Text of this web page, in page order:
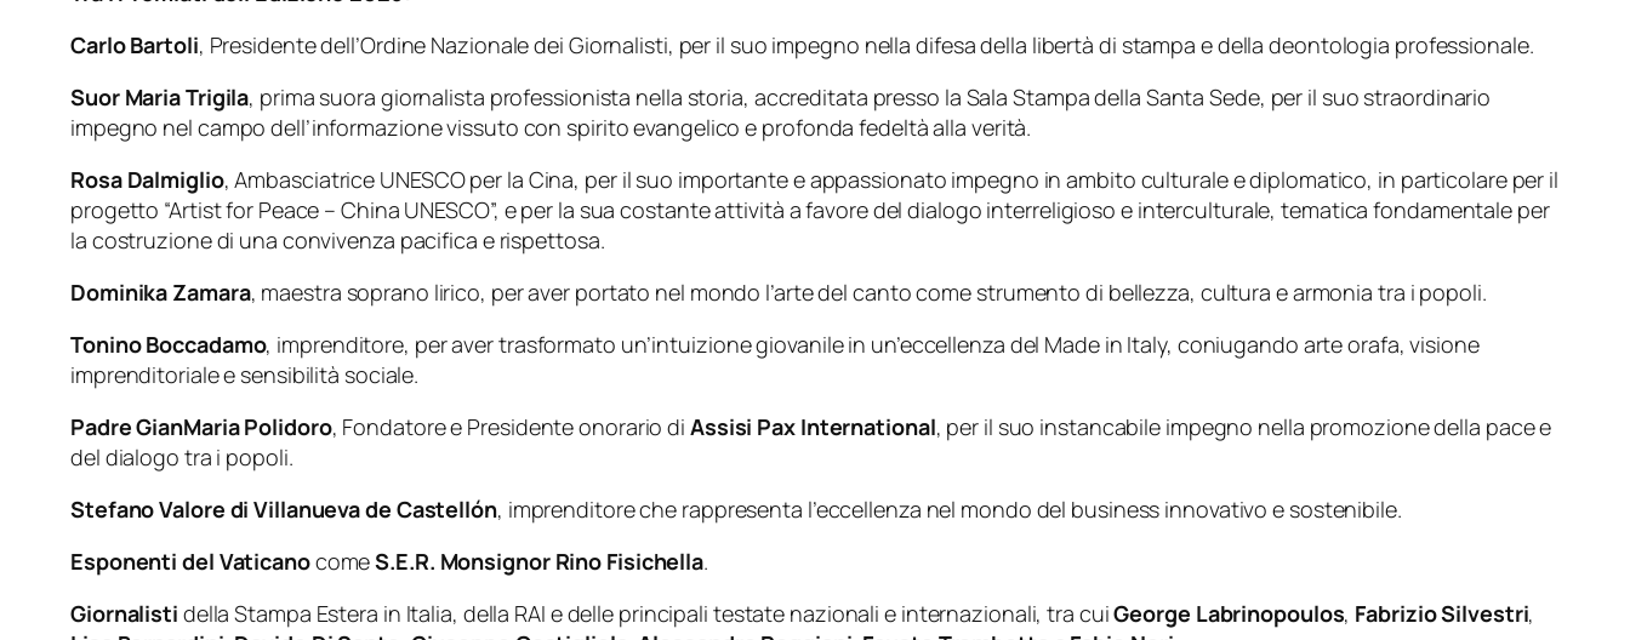
Carlo Bartoli, Presidente dell’Ordine Nazionale dei Giornalisti, per il suo impegno nella difesa della libertà di stampa e della deontologia professionale.
Suor Maria Trigila, prima suora giornalista professionista nella storia, accreditata presso la Sala Stampa della Santa Sede, per il suo straordinario
impegno nel campo dell’informazione vissuto con spirito evangelico e profonda fedeltà alla verità.
Rosa Dalmiglio, Ambasciatrice UNESCO per la Cina, per il suo importante e appassionato impegno in ambito culturale e diplomatico, in particolare per il
progetto “Artist for Peace – China UNESCO”, e per la sua costante attività a favore del dialogo interreligioso e interculturale, tematica fondamentale per
la costruzione di una convivenza pacifica e rispettosa.
Dominika Zamara, maestra soprano lirico, per aver portato nel mondo l’arte del canto come strumento di bellezza, cultura e armonia tra i popoli.
Tonino Boccadamo, imprenditore, per aver trasformato un’intuizione giovanile in un’eccellenza del Made in Italy, coniugando arte orafa, visione
imprenditoriale e sensibilità sociale.
Padre GianMaria Polidoro, Fondatore e Presidente onorario di Assisi Pax International, per il suo instancabile impegno nella promozione della pace e
del dialogo tra i popoli.
Stefano Valore di Villanueva de Castellón, imprenditore che rappresenta l’eccellenza nel mondo del business innovativo e sostenibile.
Esponenti del VaticanocomeS.E.R. Monsignor Rino Fisichella.
Giornalisti della Stampa Estera in Italia, della RAI e delle principali testate nazionali e internazionali, tra cuiGeorge Labrinopoulos, Fabrizio Silvestri,